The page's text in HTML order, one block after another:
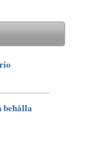
behålla